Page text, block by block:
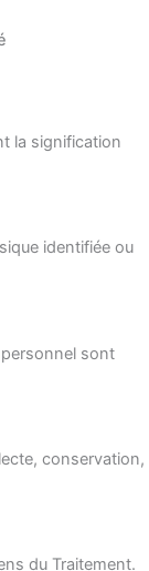
la signification
identifiée ou
personnel sont
conservation,
du Traitement.